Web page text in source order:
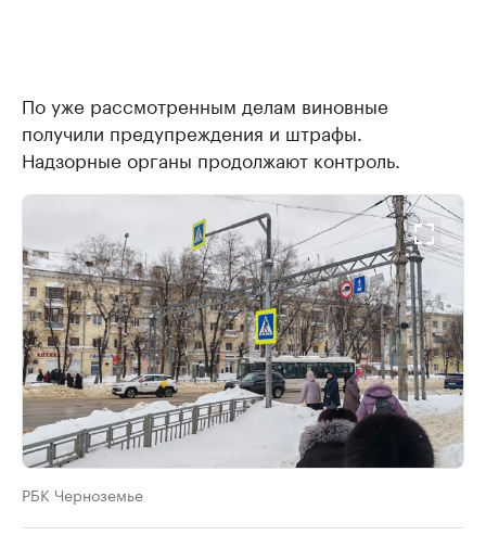
По уже рассмотренным делам виновные
получили предупреждения и штрафы.
Надзорные органы продолжают контроль.
РБК Черноземье